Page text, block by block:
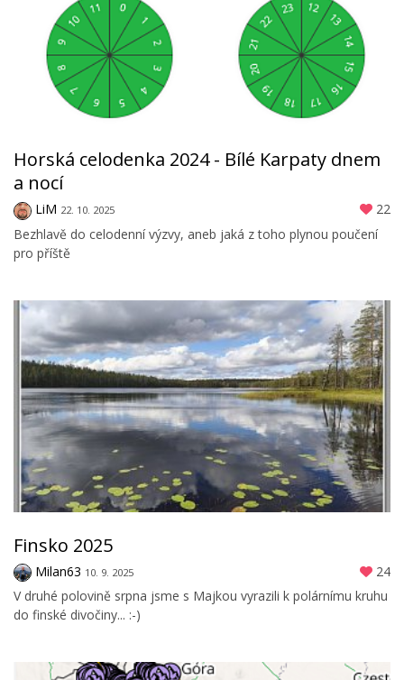
Horská celodenka 2024 - Bílé Karpaty dnem
a nocí
LiM 22. 10. 2025
22
Bezhlavě do celodenní výzvy, aneb jaká z toho plynou poučení
pro příště
Finsko 2025
Milan63 10. 9. 2025
24
V druhé polovině srpna jsme s Majkou vyrazili k polárnímu kruhu
do finské divočiny... :-)